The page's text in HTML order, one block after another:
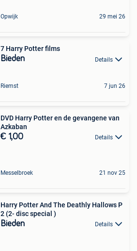
Opwijk 29 mei 26
7 Harry Potter films
Bieden Details
Riemst 7 jun 26
DVD Harry Potter en de gevangene van
Azkaban
€ 1,00 Details
Messelbroek 21 nov 25
Harry Potter And The Deathly Hallows P
2 (2- disc special )
Bieden Details